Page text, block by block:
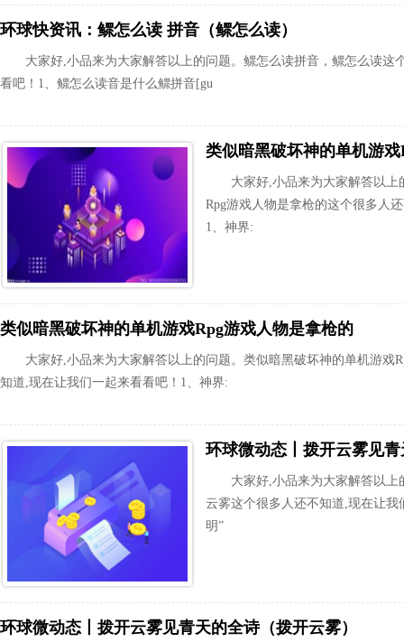
环球快资讯：鳏怎么读 拼音（鳏怎么读）
大家好,小品来为大家解答以上的问题。鳏怎么读拼音，鳏怎么读这
看吧！1、鳏怎么读音是什么鳏拼音[gu
类似暗黑破坏神的单机游
大家好,小品来为大家解答以
Rpg游戏人物是拿枪的这个很多人
1、神界:
类似暗黑破坏神的单机游戏Rpg游戏人物是拿枪的
大家好,小品来为大家解答以上的问题。类似暗黑破坏神的单机游戏
知道,现在让我们一起来看看吧！1、神界:
环球微动态丨拨开云雾见
大家好,小品来为大家解答以
云雾这个很多人还不知道,现在让
明”
环球微动态丨拨开云雾见青天的全诗（拨开云雾）